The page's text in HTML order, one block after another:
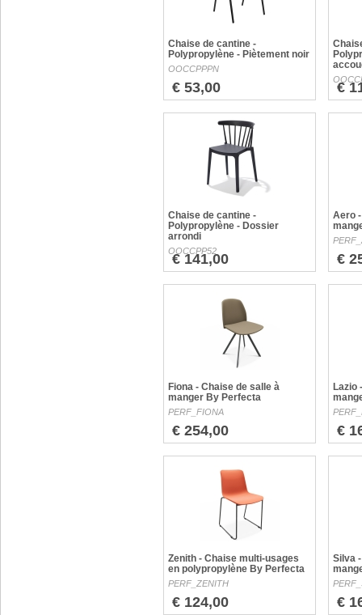
Chaise de cantine -
Polypropylène - Piètement noir
OOCCPPPN
€ 53,00 €
Chaise de cantine -
Polypropylène - Dossier
arrondi
OOCCPP52
€ 141,00
Aero
€
Fiona - Chaise de salle à
manger By Perfecta
PERF_FIONA
€ 254,00
Lazio
€
Zenith - Chaise multi-usages
en polypropylène By Perfecta
PERF_ZENITH
€ 124,00
Silva
€